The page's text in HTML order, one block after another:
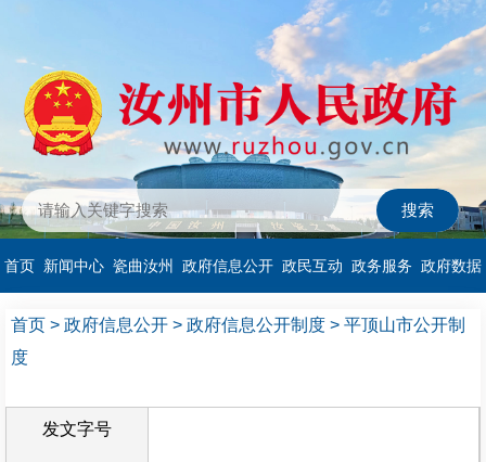
首页 新闻中心 瓷曲汝州 政府信息公开 政民互动 政务服务 政府数据
首页 > 政府信息公开 > 政府信息公开制度 > 平顶山市公开制
度
发文字号